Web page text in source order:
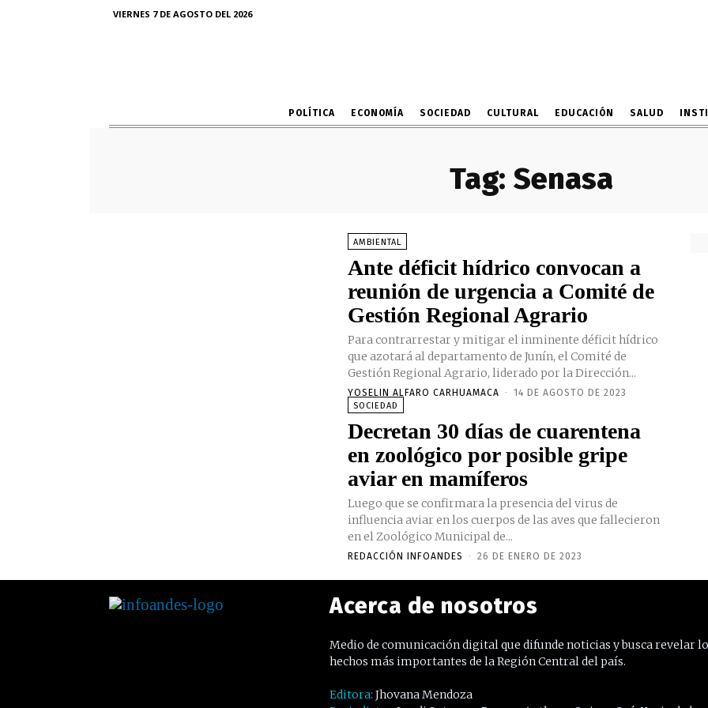
VIERNES 7 DE AGOSTO DEL 2026
POLÍTICA ECONOMÍA SOCIEDAD CULTURAL EDUCACIÓN SALUD
Tag: Senasa
AMBIENTAL
Ante déficit hídrico convocan a
reunión de urgencia a Comité de
Gestión Regional Agrario
Para contrarrestar y mitigar el inminente déficit hídrico
que azotará al departamento de Junín, el Comité de
Gestión Regional Agrario, liderado por la Dirección...
YOSELIN ALFARO CARHUAMACA - 14 DE AGOSTO DE 2023
SOCIEDAD
Decretan 30 días de cuarentena
en zoológico por posible gripe
aviar en mamíferos
Luego que se confirmara la presencia del virus de
influencia aviar en los cuerpos de las aves que fallecieron
en el Zoológico Municipal de...
REDACCIÓN INFOANDES - 26 DE ENERO DE 2023
Acerca de nosotros
Medio de comunicación digital que difunde noticias y busca revelar
hechos más importantes de la Región Central del país.
Editora: Jhovana Mendoza